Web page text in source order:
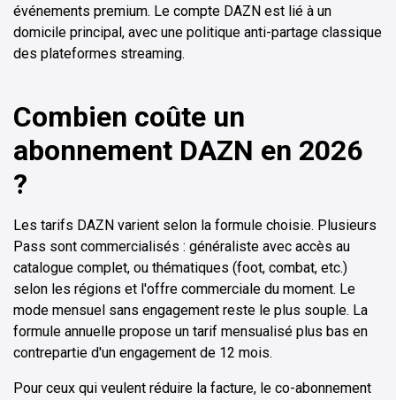
événements premium. Le compte DAZN est lié à un
domicile principal, avec une politique anti-partage classique
des plateformes streaming.
Combien coûte un
abonnement DAZN en 2026
?
Les tarifs DAZN varient selon la formule choisie. Plusieurs
Pass sont commercialisés : généraliste avec accès au
catalogue complet, ou thématiques (foot, combat, etc.)
selon les régions et l'offre commerciale du moment. Le
mode mensuel sans engagement reste le plus souple. La
formule annuelle propose un tarif mensualisé plus bas en
contrepartie d'un engagement de 12 mois.
Pour ceux qui veulent réduire la facture, le co-abonnement